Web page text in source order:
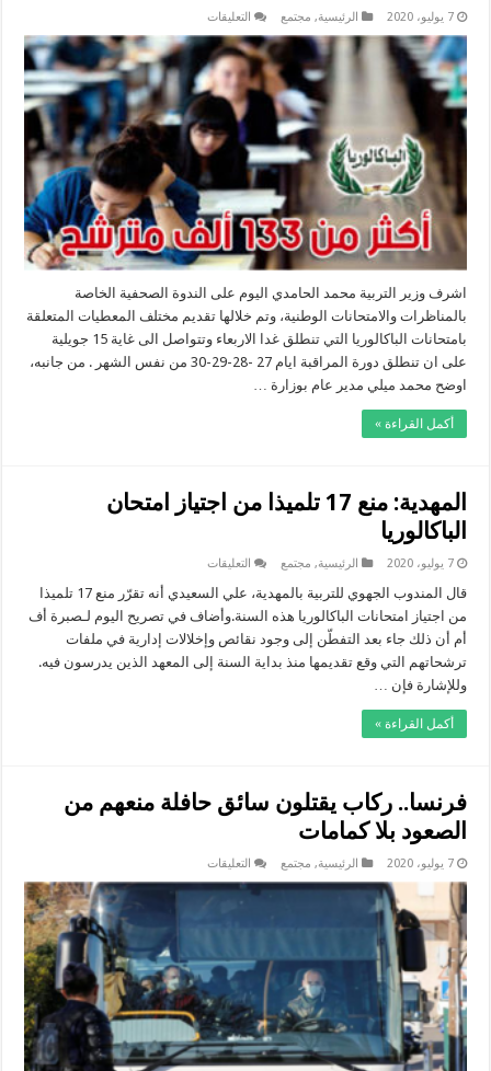
7 يوليو، 2020 الرئيسية, مجتمع التعليقات
امتحانات
الباكالوريا:
أكثر
من
133
ألف
مترشح
بينهم
3
تلاميذ
بمراكز
الحجر
الصحي
و9
تلاميذ
بالسجن
مغلقة
اشرف وزير التربية محمد الحامدي اليوم على الندوة الصحفية الخاصة
بالمناظرات والامتحانات الوطنية، وتم خلالها تقديم مختلف المعطيات المتعلقة
بامتحانات الباكالوريا التي تنطلق غدا الاربعاء وتتواصل الى غاية 15 جويلية
على ان تنطلق دورة المراقبة ايام 27 -28-29-30 من نفس الشهر . من جانبه،
اوضح محمد ميلي مدير عام بوزارة …
أكمل القراءة »
المهدية: منع 17 تلميذا من اجتياز امتحان
الباكالوريا
7 يوليو، 2020 الرئيسية, مجتمع التعليقات
منع
تلميذا
من
اجتياز
امتحان
قال المندوب الجهوي للتربية بالمهدية، علي السعيدي أنه تقرّر منع 17 تلميذا
من اجتياز امتحانات الباكالوريا هذه السنة.وأضاف في تصريح اليوم لـصبرة أف
أم أن ذلك جاء بعد التفطّن إلى وجود نقائص وإخلالات إدارية في ملفات
ترشحاتهم التي وقع تقديمها منذ بداية السنة إلى المعهد الذين يدرسون فيه.
وللإشارة فإن …
أكمل القراءة »
فرنسا.. ركاب يقتلون سائق حافلة منعهم من
الصعود بلا كمامات
7 يوليو، 2020 الرئيسية, مجتمع التعليقات
ركاب
من
الصعود
بلا
كمامات
مغلقة